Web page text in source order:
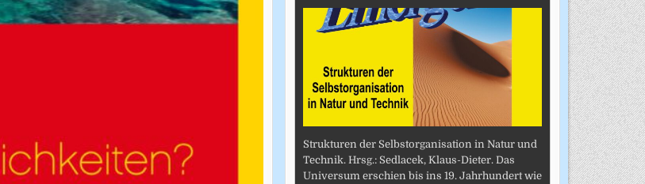
Strukturen der Selbstorganisation in Natur und
Technik. Hrsg.: Sedlacek, Klaus-Dieter. Das
Universum erschien bis ins 19. Jahrhundert wie